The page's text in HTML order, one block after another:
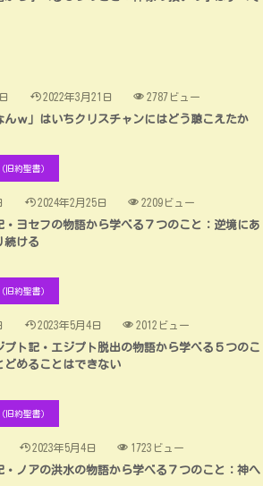
2022年3月21日 2787ビュー
ｗ」はいちクリスチャンにはどう聴こえたか
旧約聖書）
2024年2月25日 2209ビュー
・ヨセフの物語から学べる７つのこと：逆境にあ
続ける
旧約聖書）
2023年5月4日 2012ビュー
プト記・エジプト脱出の物語から学べる５つのこ
どめることはできない
旧約聖書）
2023年5月4日 1723ビュー
・ノアの洪水の物語から学べる７つのこと：神へ